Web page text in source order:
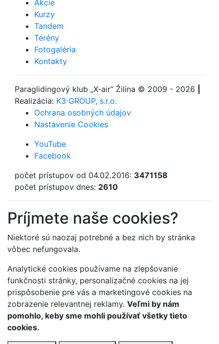
Akcie
Kurzy
Tandem
Terény
Fotogaléria
Kontakty
Paraglidingový klub „X-air“ Žilina © 2009 - 2026
Realizácia: K3 GROUP, s.r.o.
Ochrana osobných údajov
Nastavenie Cookies
YouTube
Facebook
počet prístupov od 04.02.2016: 3471158
počet prístupov dnes: 2610
Príjmete naše cookies?
Niektoré sú naozaj potrebné a bez nich by stránka
vôbec nefungovala.
Analytické cookies používame na zlepšovanie
funkčnosti stránky, personalizačné cookies na jej
prispôsobenie pre vás a marketingové cookies na
zobrazenie relevantnej reklamy. Veľmi by nám
pomohlo, keby sme mohli používať všetky tieto
cookies.